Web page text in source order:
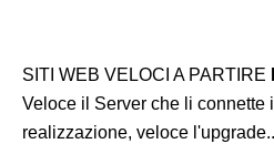
SITI WEB VELOCI A PARTIRE
Veloce il Server che li connette
realizzazione, veloce